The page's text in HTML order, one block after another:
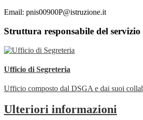
Email: pnis00900P@istruzione.it
Struttura responsabile del servizio
Ufficio di Segreteria
Ufficio composto dal DSGA e dai suoi
Ulteriori informazioni